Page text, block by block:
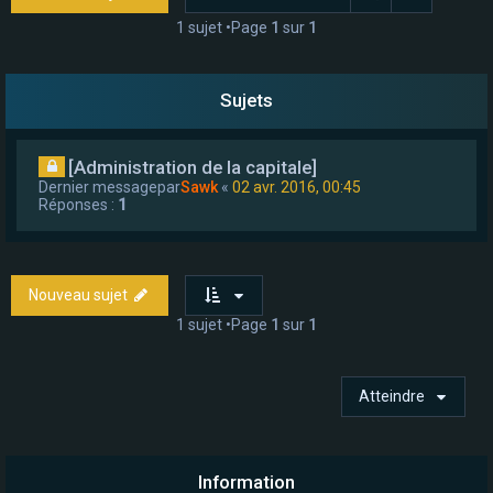
1 sujet •Page 1 sur 1
Sujets
[Administration de la capitale]
Dernier messageparSawk « 02 avr. 2016, 00:45
Réponses : 1
Nouveau sujet
1 sujet •Page 1 sur 1
Atteindre
Information